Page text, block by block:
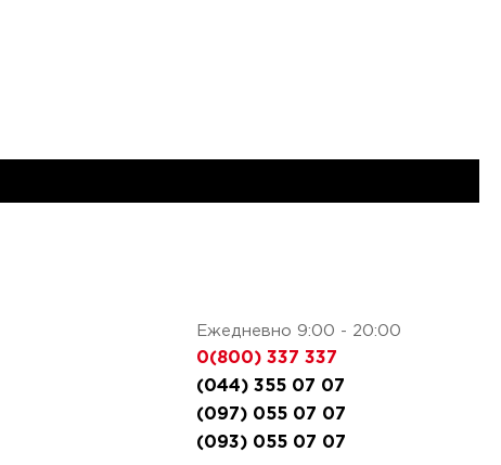
Ежедневно 9:00 - 20:00
0(800) 337 337
(044) 355 07 07
(097) 055 07 07
(093) 055 07 07